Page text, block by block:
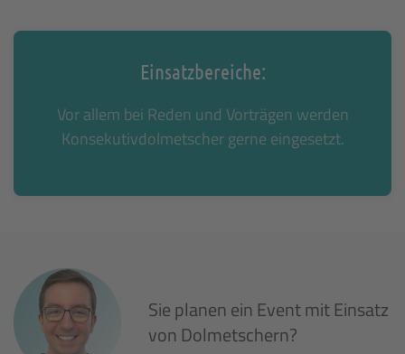
Einsatzbereiche:
Vor allem bei Reden und Vorträgen werden
Konsekutivdolmetscher gerne eingesetzt.
Sie planen ein Event mit Einsatz
von Dolmetschern?